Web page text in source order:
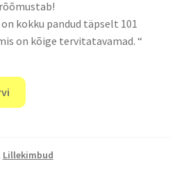
kokku pandud täpselt 101
on kõige tervitatavamad. “
Lillekimbud